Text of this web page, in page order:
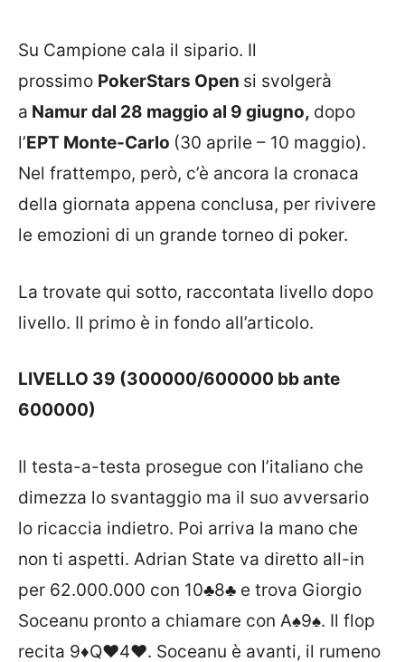
Su Campione cala il sipario. Il
prossimo PokerStars Open si svolgerà
a Namur dal 28 maggio al 9 giugno, dopo
l’EPT Monte-Carlo (30 aprile – 10 maggio).
Nel frattempo, però, c’è ancora la cronaca
della giornata appena conclusa, per rivivere
le emozioni di un grande torneo di poker.
La trovate qui sotto, raccontata livello dopo
livello. Il primo è in fondo all’articolo.
LIVELLO 39 (300000/600000 bb ante
600000)
Il testa-a-testa prosegue con l’italiano che
dimezza lo svantaggio ma il suo avversario
lo ricaccia indietro. Poi arriva la mano che
non ti aspetti. Adrian State va diretto all-in
per 62.000.000 con 10♣8♣ e trova Giorgio
Soceanu pronto a chiamare con A♠9♠. Il flop
recita 9♦Q♥4♥. Soceanu è avanti, il rumeno